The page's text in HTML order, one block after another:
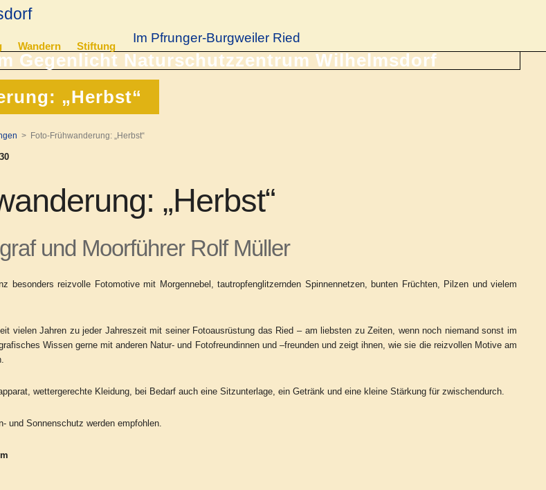
Im Pfrunger-Burgweiler Ried
Wandern Stiftung
„Herbst“
Foto-Frühwanderung: „Herbst“
„Herbst“
und Moorführer Rolf Müller
besonders reizvolle Fotomotive mit Morgennebel, tautropfenglitzernden Spinnennetzen, bunten Früchten, Pilzen und vielem
vielen Jahren zu jeder Jahreszeit mit seiner Fotoausrüstung das Ried – am liebsten zu Zeiten, wenn noch niemand sonst im
Wissen gerne mit anderen Natur- und Fotofreundinnen und –freunden und zeigt ihnen, wie sie die reizvollen Motive am
wettergerechte Kleidung, bei Bedarf auch eine Sitzunterlage, ein Getränk und eine kleine Stärkung für zwischendurch.
und Sonnenschutz werden empfohlen.